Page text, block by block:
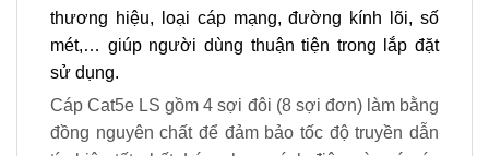
thương hiệu, loại cáp mạng, đường kính lõi, số
mét,… giúp người dùng thuận tiện trong lắp đặt
sử dụng.
Cáp Cat5e LS gồm 4 sợi đôi (8 sợi đơn) làm bằng
đồng nguyên chất để đảm bảo tốc độ truyền dẫn